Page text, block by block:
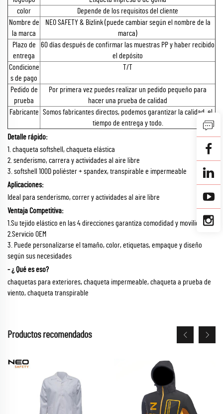
color
Depende de los requisitos del cliente
Nombre de
la marca
NEO SAFETY & Bizlink (puede cambiar según el nombre de la
marca)
Plazo de
entrega
60 días después de confirmar las muestras PP y haber recibido
el depósito
Condicione
s de pago
T/T
Pedido de
prueba
Por primera vez puedes realizar un pedido pequeño para
hacer una prueba de calidad
Fabricante Somos fabricantes directos, podemos garantizar la calidad, el
tiempo de entrega y todo.
Detalle rápido:
1. chaqueta softshell, chaqueta elástica
2. senderismo, carrera y actividades al aire libre
3. softshell 100D poliéster + spandex, transpirable e impermeable
Aplicaciones:
Ideal para senderismo, correr y actividades al aire libre
Ventaja Competitiva:
1.Su tejido elástico en las 4 direcciones garantiza comodidad y movilidad.
2.Servicio OEM
3. Puede personalizarse el tamaño, color, etiquetas, empaque y diseño
según sus necesidades
- ¿ Qué es eso?
chaquetas para exteriores, chaqueta impermeable, chaqueta a prueba de
viento, chaqueta transpirable
Productos recomendados